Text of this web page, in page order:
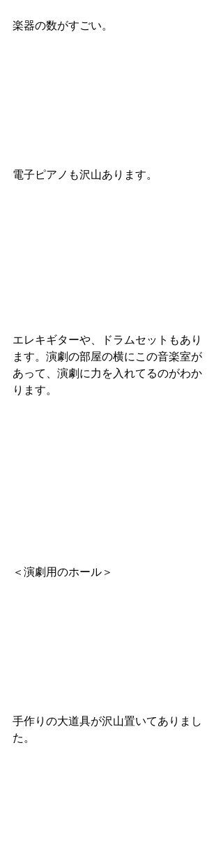
楽器の数がすごい。
電子ピアノも沢山あります。
エレキギターや、ドラムセットもあり
ます。演劇の部屋の横にこの音楽室が
あって、演劇に力を入れてるのがわか
ります。
＜演劇用のホール＞
手作りの大道具が沢山置いてありまし
た。